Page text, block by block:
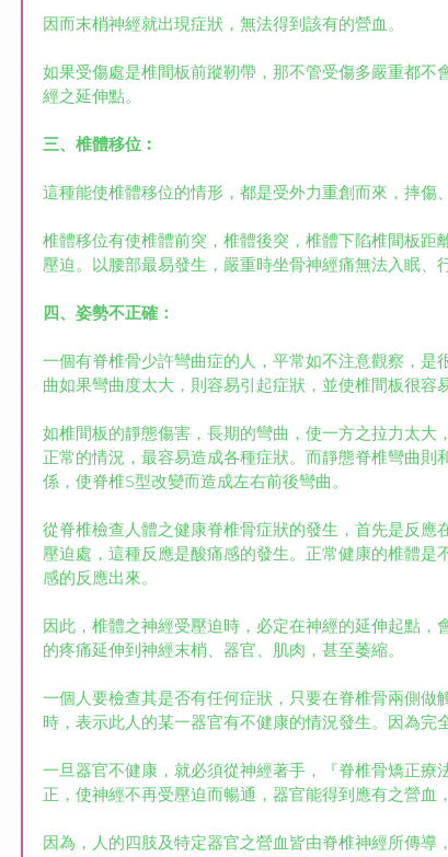
因而末梢神經就出現症狀，無法得到該有的營血。
如果受傷處是椎間板前蹤靭帶，那不管受傷多嚴重都不
經之延伸點。
三、椎體移位︰
這種能使椎體移位的情形，都是受外力重創而來，摔傷
椎體移位有使椎體前突，椎體後突，椎體下陷椎間板距
壓迫。以腰部最易發生，嚴重時坐骨神經痛無法入眠、
四、姿勢不正確：
一個有脊椎骨少許彎曲症的人，平常如不注意觀察，是
曲如果彎曲度太大，則容易引起症狀，並使椎間板很容
如椎間板的靜態傷害，長期的彎曲，使一方之拉力太大
正常的情況，最容易造成各種症狀。而靜態脊椎彎曲則
係，使脊椎S型改變而造成左右前後彎曲。
從脊椎檢查人體之健康脊椎骨症狀的發生，首先是反應
壓迫處，這種反應是酸痛感的發生。正常健康的椎體是
感的反應出來。
因此，椎體之神經受壓迫時，必定在神經的延伸起點
的疼痛延伸到神經末梢、器官、肌肉，甚至萎縮。
一個人要檢查其是否有任何症狀，只要在脊椎骨兩側做
時，表示此人的某一器官有不健康的情況發生。因為完
一旦器官不健康，就必須從神經著手，『脊椎骨矯正療
正，使神經不再受壓迫而暢通，器官能得到應有之營血
因為，人的四肢及特定器官之營血皆由脊椎神經所傳導